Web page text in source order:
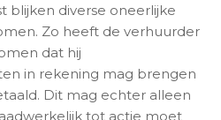
blijken diverse oneerlijke
Zo heeft de verhuurder
dat hij
in rekening mag brengen
Dit mag echter alleen
tot actie moet